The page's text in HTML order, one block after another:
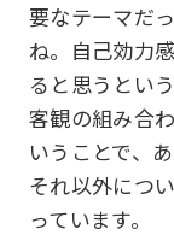
要なテーマだ
ね。自己効力
ると思うとい
客観の組み合
いうことで、
それ以外につ
っています。